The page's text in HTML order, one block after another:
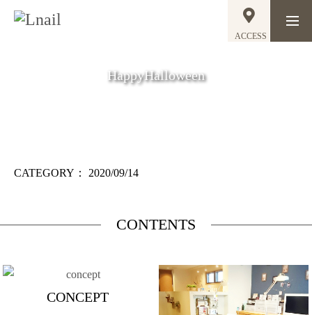
ACCESS
HappyHalloween
CATEGORY： 2020/09/14
CONTENTS
CONCEPT